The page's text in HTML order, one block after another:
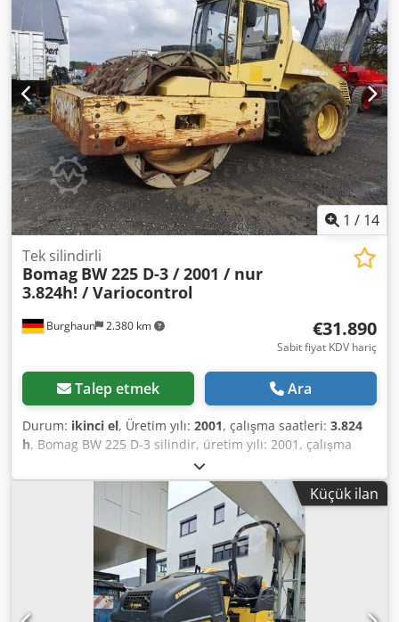
üzerine size bir kiralama veya finansman teklifi sunabiliriz.
Bay Mihm (Tel.: ) size bu konuda yardımcı olmaktan
memnuniyet duyar. Daha fazla bilgiyi web sitemizde
bulabilirsiniz. Hatalar ve önceden satış saklıdır! Kiralama
imkanı mevcuttur. Crodpfezpdh Ujx Aqvjf = Daha fazla bilgi
= Daha fazla bilgi için Tobias Ebert ile iletişime geçin.
1 / 14
Burghaun 2.380 km
Tek silindirli
Bomag BW 225 D-3 / 2001 / nur
3.824h! / Variocontrol
€31.890
Sabit fiyat KDV hariç
Talep etmek Ara
Durum: ikinci el, Üretim yılı: 2001, çalışma saatleri: 3.824
h, Bomag BW 225 D-3 silindir, üretim yılı: 2001, çalışma
saati: sadece 3.824 saat, motor: Deutz [145kW/197PS],
Variokontrol, ağırlık: 24.700 kg, yazıcı, lastikler: %40, Alman
makinesi, yaşı gereği uygun durumda, kullanıma hazır.
Crsdpfxozpdhzj Aqvsf Talep üzerine size bir leasing veya
finansman teklifi sunabiliriz. Bay Mihm (Tel.) size
memnuniyetle yardımcı olacaktır. Daha fazla bilgi için web
sitemizi ziyaret edebilirsiniz. Hatalar ve ara satışlar
saklıdır! Kiralama mümkündür. = Daha fazla bilgi = Daha
fazla bilgi için lütfen Tobias Ebert ile iletişime geçiniz.
Küçük ilan